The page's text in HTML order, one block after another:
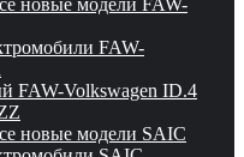
новые модели FAW-
FAW-
FAW-Volkswagen ID.4
новые модели SAIC